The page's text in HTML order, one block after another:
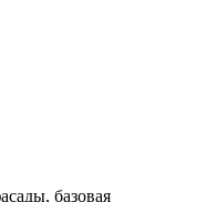
базовая